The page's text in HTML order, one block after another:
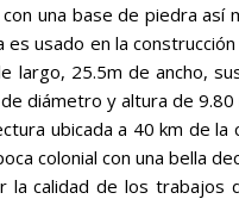
una base de piedra
es usado en la
largo, 25.5m de ancho,
diámetro y altura de 9.80
ubicada a 40 km de la
colonial con una bella
la calidad de los trabajos